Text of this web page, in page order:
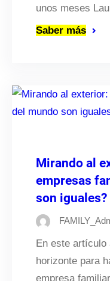
unos meses
Saber más
Mirando al
empresas
son iguales?
En este artículo
horizonte para
empresa